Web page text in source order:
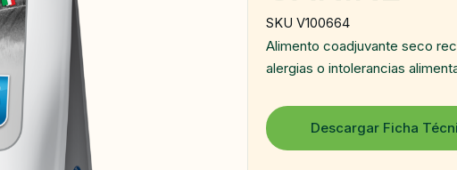
SKU V100664
Alimento coadjuvante seco
alergias o intolerancias
Descargar Ficha